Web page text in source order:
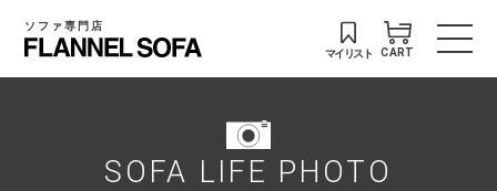
ソファ専門店
マイリスト CART
SOFA LIFE PHOTO